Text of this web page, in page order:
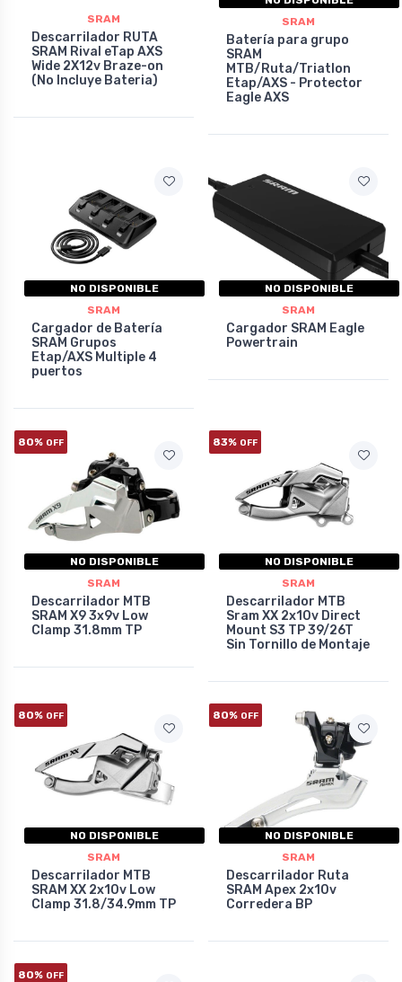
SRAM
Descarrilador RUTA
SRAM Rival eTap AXS
Wide 2X12v Braze-on
(No Incluye Bateria)
SRAM
Batería para grupo
SRAM
MTB/Ruta/Triatlon
Etap/AXS - Protector
Eagle AXS
NO DISPONIBLE
SRAM
Cargador de Batería
SRAM Grupos
Etap/AXS Multiple 4
puertos
NO DISPONIBLE
SRAM
Cargador SRAM Eagle
Powertrain
80% OFF
NO DISPONIBLE
SRAM
Descarrilador MTB
SRAM X9 3x9v Low
Clamp 31.8mm TP
83% OFF
NO DISPONIBLE
SRAM
Descarrilador MTB
Sram XX 2x10v Direct
Mount S3 TP 39/26T
Sin Tornillo de Montaje
80% OFF
NO DISPONIBLE
SRAM
Descarrilador MTB
SRAM XX 2x10v Low
Clamp 31.8/34.9mm TP
80% OFF
NO DISPONIBLE
SRAM
Descarrilador Ruta
SRAM Apex 2x10v
Corredera BP
80% OFF